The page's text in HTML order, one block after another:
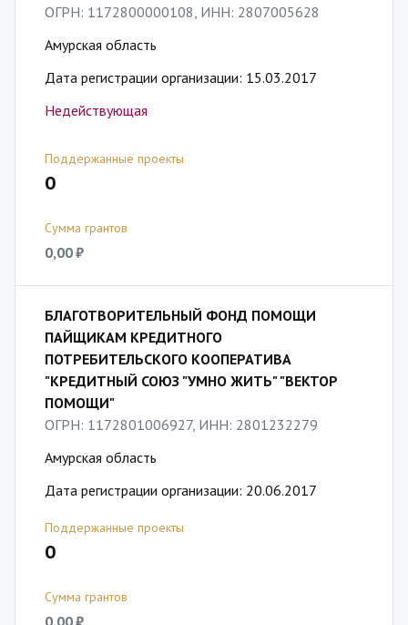
ОГРН: 1172800000108, ИНН: 2807005628
Амурская область
Дата регистрации организации: 15.03.2017
Недействующая
Поддержанные проекты
0
Сумма грантов
0,00 ₽
БЛАГОТВОРИТЕЛЬНЫЙ ФОНД ПОМОЩИ
ПАЙЩИКАМ КРЕДИТНОГО
ПОТРЕБИТЕЛЬСКОГО КООПЕРАТИВА
"КРЕДИТНЫЙ СОЮЗ "УМНО ЖИТЬ" "ВЕКТОР
ПОМОЩИ"
ОГРН: 1172801006927, ИНН: 2801232279
Амурская область
Дата регистрации организации: 20.06.2017
Поддержанные проекты
0
Сумма грантов
0,00 ₽